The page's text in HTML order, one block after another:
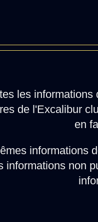
les
de l'Excalibur
en
informations
informations non